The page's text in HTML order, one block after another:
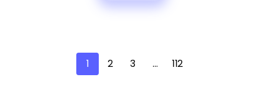
1 2 3 … 112